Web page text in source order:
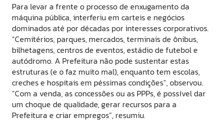
Para levar a frente o processo de enxugamento da
máquina pública, interferiu em carteis e negócios
dominados até por décadas por interesses corporativos.
“Cemitérios, parques, mercados, terminais de ônibus,
bilhetagens, centros de eventos, estádio de futebol e
autódromo. A Prefeitura não pode sustentar estas
estruturas (e o faz muito mal), enquanto tem escolas,
creches e hospitais em péssimas condições”, observou.
“Com a venda, as concessões ou as PPPs, é possível dar
um choque de qualidade, gerar recursos para a
Prefeitura e criar empregos”, resumiu.